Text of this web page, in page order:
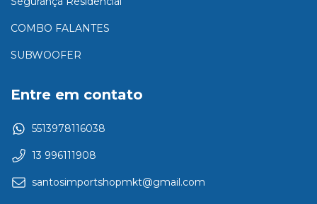
COMBO FALANTES
SUBWOOFER
Entre em contato
5513978116038
13 996111908
santosimportshopmkt@gmail.com